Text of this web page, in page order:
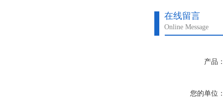
在线留言
Online Message
产品
您的单位